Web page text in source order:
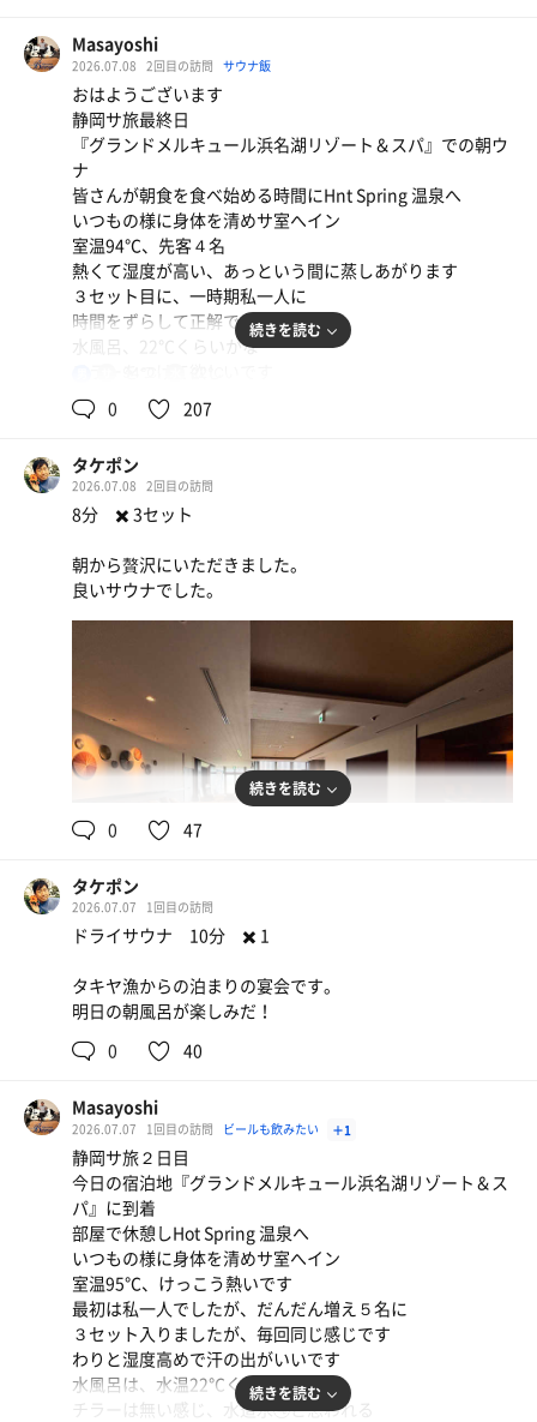
その後は湿度が適切になったためか、サウナ室内が混んで
しまう。
治安維持的にはカラカラドライサウナの方が良かったのか
もしれない。
#水風呂
水道水水風呂。
そのままの水の温度なので夏という事もあり子どもの溜ま
り場となる。
#休憩スペース
外の椅子に座ってととのう。
隣では親子で中学受験問題トークをしていて、時代だなぁ
Masayoshi
2026.07.08 2回目の訪問 サウナ飯
おはようございます
静岡サ旅最終日
『グランドメルキュール浜名湖リゾート＆スパ』での朝ウ
ナ
皆さんが朝食を食べ始める時間にHnt Spring 温泉へ
いつもの様に身体を清めサ室へイン
室温94℃、先客４名
熱くて湿度が高い、あっという間に蒸しあがります
３セット目に、一時期私一人に
時間をずらして正解です
水風呂、22℃くらいかな
外気浴する人はほとんどいません
湯船に浸かった人が休憩で座るくらいかな
続きを読む
0 207
タケポン
2026.07.08 2回目の訪問
8分 ✖️ 3セット
朝から贅沢にいただきました。
良いサウナでした。
続きを読む
0 47
タケポン
2026.07.07 1回目の訪問
ドライサウナ 10分 ✖️ 1
タキヤ漁からの泊まりの宴会です。
明日の朝風呂が楽しみだ！
0
40
Masayoshi
2026.07.07 1回目の訪問 ビールも飲みたい ＋1
静岡サ旅２日目
今日の宿泊地『グランドメルキュール浜名湖リゾート＆ス
パ』に到着
部屋で休憩しHot Spring 温泉へ
いつもの様に身体を清めサ室へイン
室温95℃、けっこう熱いです
最初は私一人でしたが、だんだん増え５名に
３セット入りましたが、毎回同じ感じです
わりと湿度高めで汗の出がいいです
水風呂は、水温22℃くらいかな
チラーは無い感じ、水道水🚰と思われる
続きを読む